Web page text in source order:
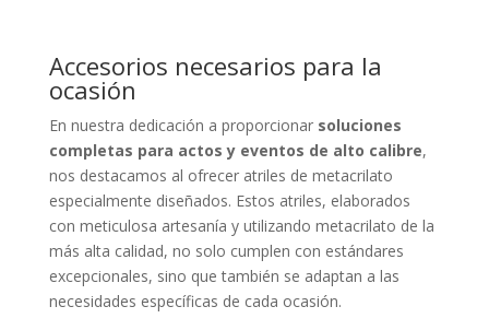
Accesorios necesarios para la
ocasión
En nuestra dedicación a proporcionar soluciones
completas para actos y eventos de alto calibre,
nos destacamos al ofrecer atriles de metacrilato
especialmente diseñados. Estos atriles, elaborados
con meticulosa artesanía y utilizando metacrilato de la
más alta calidad, no solo cumplen con estándares
excepcionales, sino que también se adaptan a las
necesidades específicas de cada ocasión.